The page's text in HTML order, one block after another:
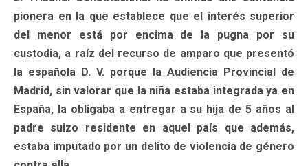
pionera en la que establece que el interés superior
del menor está por encima de la pugna por su
custodia, a raíz del recurso de amparo que presentó
la española D. V. porque la Audiencia Provincial de
Madrid, sin valorar que la niña estaba integrada ya en
España, la obligaba a entregar a su hija de 5 años al
padre suizo residente en aquel país que además,
estaba imputado por un delito de violencia de género